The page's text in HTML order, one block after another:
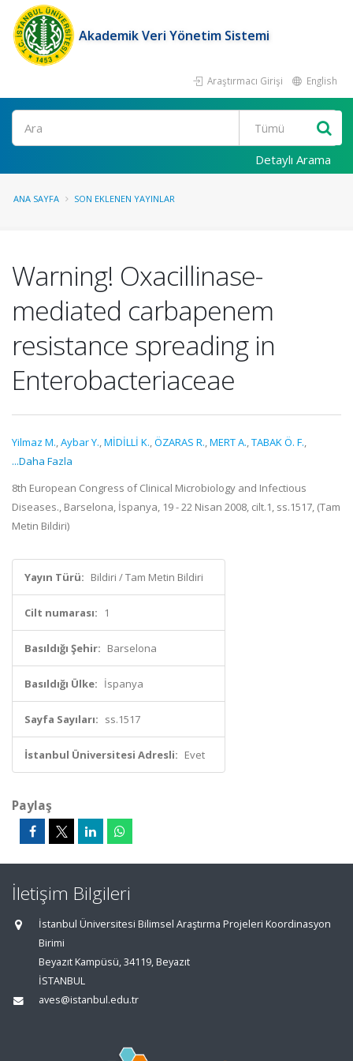
Akademik Veri Yönetim Sistemi
Araştırmacı Girişi English
Ara
Detaylı Arama
ANA SAYFA SON EKLENEN YAYINLAR
Warning! Oxacillinase-
mediated carbapenem
resistance spreading in
Enterobacteriaceae
Yilmaz M.,Aybar Y.,MİDİLLİ K.,ÖZARAS R.,MERT A.,TABAK Ö. F.,
...Daha Fazla
8th European Congress of Clinical Microbiology and Infectious
Diseases., Barselona, İspanya, 19 - 22 Nisan 2008, cilt.1, ss.1517, (Tam
Metin Bildiri)
Yayın Türü: Bildiri / Tam Metin Bildiri
Cilt numarası: 1
Basıldığı Şehir: Barselona
Basıldığı Ülke: İspanya
Sayfa Sayıları: ss.1517
İstanbul Üniversitesi Adresli: Evet
Paylaş
İletişim Bilgileri
İstanbul Üniversitesi Bilimsel Araştırma Projeleri Koordinasyon
Birimi
Beyazıt Kampüsü, 34119, Beyazıt
İSTANBUL
aves@istanbul.edu.tr